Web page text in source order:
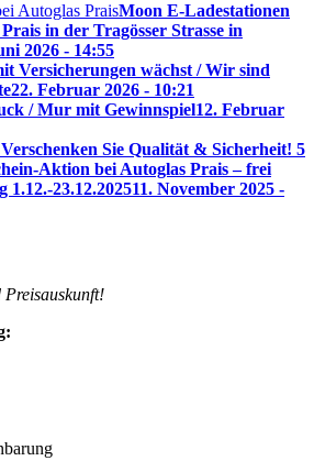
Moon E-Ladestationen
in der Tragösser Strasse in
2026 - 14:55
Versicherungen wächst / Wir sind
22. Februar 2026 - 10:21
/ Mur mit Gewinnspiel12. Februar
Sie Qualität & Sicherheit! 5
Aktion bei Autoglas Prais – frei
1.12.-23.12.202511. November 2025 -
Preisauskunft!